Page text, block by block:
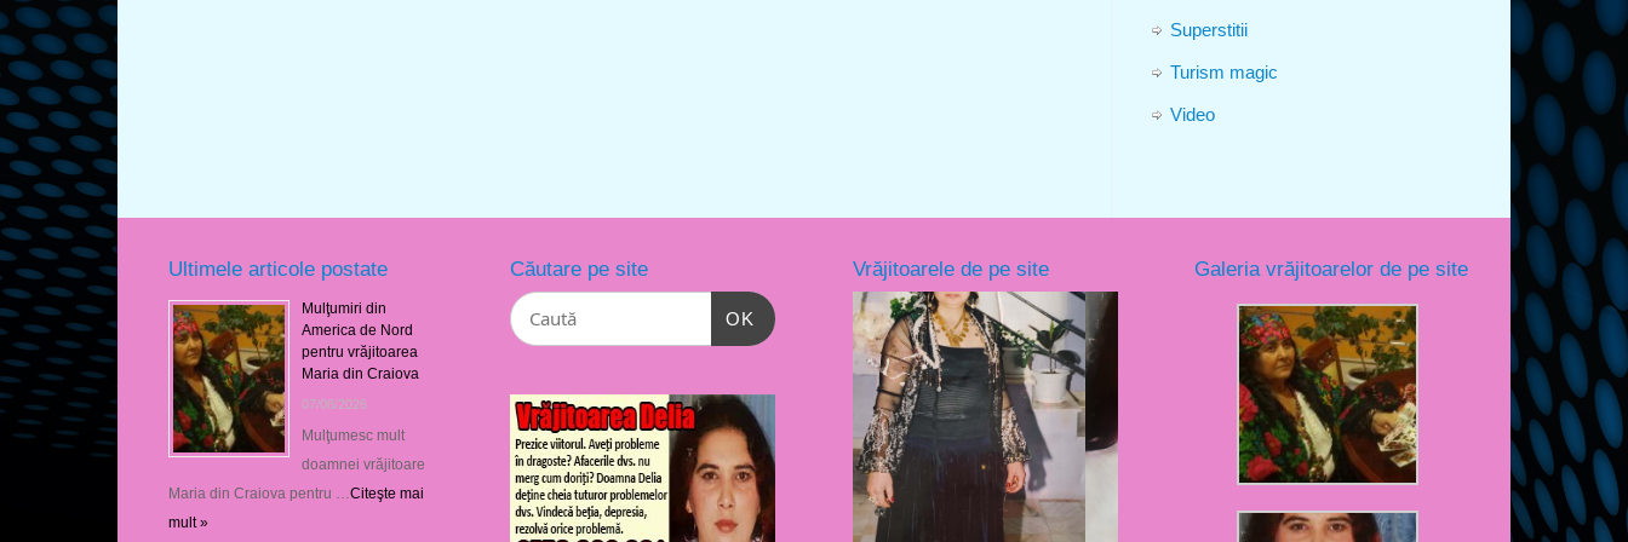
Superstitii
Turism magic
Video
Ultimele articole postate
Mulţumiri din
America de Nord
pentru vrăjitoarea
Maria din Craiova
07/08/2026
Mulţumesc mult
doamnei vrăjitoare
Maria din Craiova pentru … Citeşte mai
mult »
Căutare pe site
OK
Vrăjitoarele de pe site Galeria vrăjitoarelor de pe site